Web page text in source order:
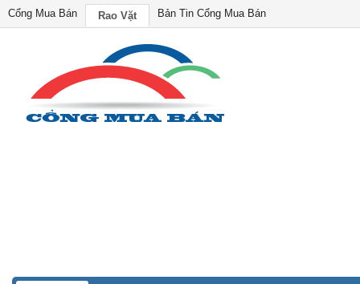
Cổng Mua Bán Rao Vặt Bản Tin Cổng Mua Bán